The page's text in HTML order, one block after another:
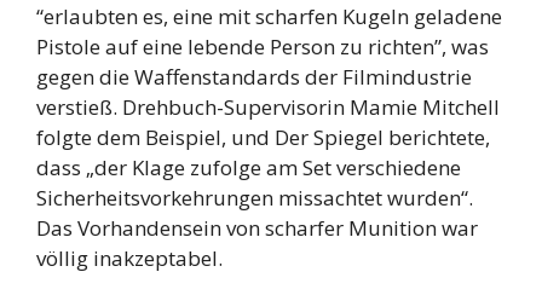
“erlaubten es, eine mit scharfen Kugeln geladene
Pistole auf eine lebende Person zu richten”, was
gegen die Waffenstandards der Filmindustrie
verstieß. Drehbuch-Supervisorin Mamie Mitchell
folgte dem Beispiel, und Der Spiegel berichtete,
dass „der Klage zufolge am Set verschiedene
Sicherheitsvorkehrungen missachtet wurden“.
Das Vorhandensein von scharfer Munition war
völlig inakzeptabel.